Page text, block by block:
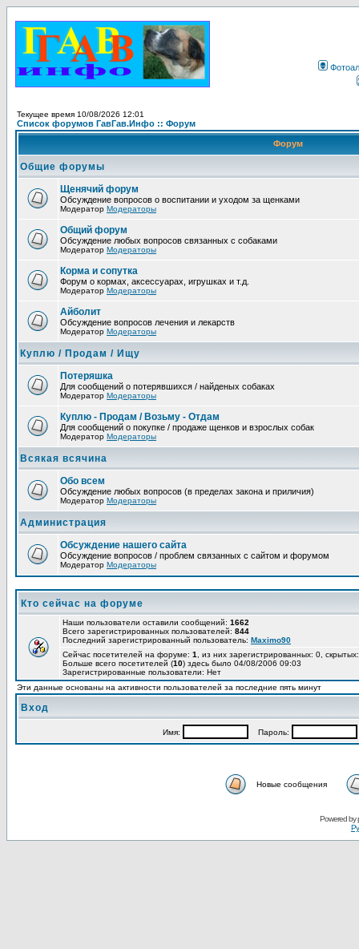
Текущее время 10/08/2026 12:01
Список форумов ГавГав.Инфо :: Форум
Форум
Общие форумы
Щенячий форум
Обсуждение вопросов о воспитании и уходом за щенками
Модератор Модераторы
Общий форум
Обсуждение любых вопросов связанных с собаками
Модератор Модераторы
Корма и сопутка
Форум о кормах, аксессуарах, игрушках и т.д.
Модератор Модераторы
Айболит
Обсуждение вопросов лечения и лекарств
Модератор Модераторы
Куплю / Продам / Ищу
Потеряшка
Для сообщений о потерявшихся / найденых собаках
Модератор Модераторы
Куплю - Продам / Возьму - Отдам
Для сообщений о покупке / продаже щенков и взрослых собак
Модератор Модераторы
Всякая всячина
Обо всем
Обсуждение любых вопросов (в пределах закона и приличия)
Модератор Модераторы
Администрация
Обсуждение нашего сайта
Обсуждение вопросов / проблем связанных с сайтом и форумом
Модератор Модераторы
Кто сейчас на форуме
Наши пользователи оставили сообщений: 1662
Всего зарегистрированных пользователей: 844
Последний зарегистрированный пользователь: Maximo90
Сейчас посетителей на форуме: 1
, из них зарегистрированных: 0,
Больше всего посетителей (10) здесь было 04/08/2006 09:03
Зарегистрированные пользователи: Нет
Эти данные основаны на активности пользователей за последние пять минут
Вход
Имя: Пароль:
Новые сообщения
Powered by